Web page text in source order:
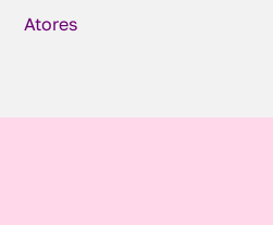
Atores